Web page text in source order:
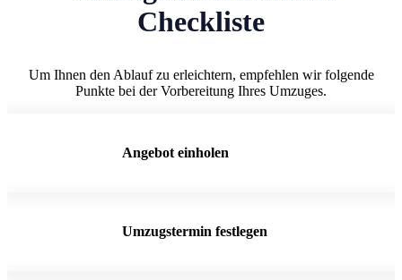
Checkliste
Um Ihnen den Ablauf zu erleichtern, empfehlen wir folgende
Punkte bei der Vorbereitung Ihres Umzuges.
Angebot einholen
Umzugstermin festlegen